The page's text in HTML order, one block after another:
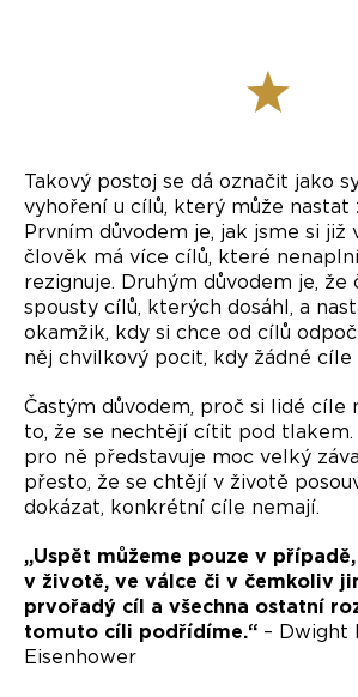
Takový postoj se dá označit jako
vyhoření u cílů, který může nastat
Prvním důvodem je, jak jsme si již
člověk má více cílů, které
rezignuje. Druhým důvodem je, že
spousty cílů, kterých dosáhl, a
okamžik, kdy si chce od cílů
něj chvilkový pocit, kdy žádné
Častým důvodem, proč si lidé cíle
to, že se nechtějí cítit pod
pro ně představuje moc velký
přesto, že se chtějí v životě
dokázat, konkrétní cíle nemají.
„Uspět můžeme pouze v
v životě, ve válce či v čemkoliv
prvořadý cíl a všechna ostatní
tomuto cíli podřídíme.“ – Dwight
Eisenhower